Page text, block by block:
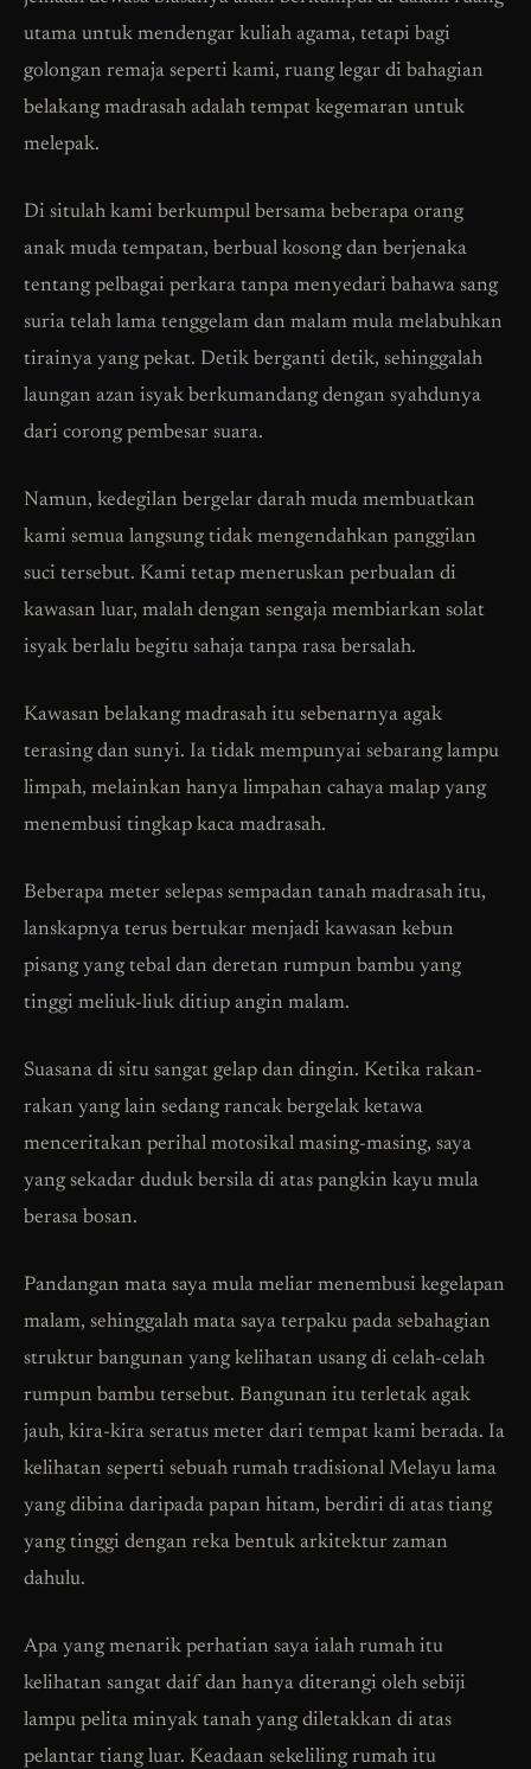
utama untuk mendengar kuliah agama, tetapi bagi
golongan remaja seperti kami, ruang legar di bahagian
belakang madrasah adalah tempat kegemaran untuk
melepak.
Di situlah kami berkumpul bersama beberapa orang
anak muda tempatan, berbual kosong dan berjenaka
tentang pelbagai perkara tanpa menyedari bahawa sang
suria telah lama tenggelam dan malam mula melabuhkan
tirainya yang pekat. Detik berganti detik, sehinggalah
laungan azan isyak berkumandang dengan syahdunya
dari corong pembesar suara.
Namun, kedegilan bergelar darah muda membuatkan
kami semua langsung tidak mengendahkan panggilan
suci tersebut. Kami tetap meneruskan perbualan di
kawasan luar, malah dengan sengaja membiarkan solat
isyak berlalu begitu sahaja tanpa rasa bersalah.
Kawasan belakang madrasah itu sebenarnya agak
terasing dan sunyi. Ia tidak mempunyai sebarang lampu
limpah, melainkan hanya limpahan cahaya malap yang
menembusi tingkap kaca madrasah.
Beberapa meter selepas sempadan tanah madrasah itu,
lanskapnya terus bertukar menjadi kawasan kebun
pisang yang tebal dan deretan rumpun bambu yang
tinggi meliuk-liuk ditiup angin malam.
Suasana di situ sangat gelap dan dingin. Ketika rakan-
rakan yang lain sedang rancak bergelak ketawa
menceritakan perihal motosikal masing-masing, saya
yang sekadar duduk bersila di atas pangkin kayu mula
berasa bosan.
Pandangan mata saya mula meliar menembusi kegelapan
malam, sehinggalah mata saya terpaku pada sebahagian
struktur bangunan yang kelihatan usang di celah-celah
rumpun bambu tersebut. Bangunan itu terletak agak
jauh, kira-kira seratus meter dari tempat kami berada. Ia
kelihatan seperti sebuah rumah tradisional Melayu lama
yang dibina daripada papan hitam, berdiri di atas tiang
yang tinggi dengan reka bentuk arkitektur zaman
dahulu.
Apa yang menarik perhatian saya ialah rumah itu
kelihatan sangat daif dan hanya diterangi oleh sebiji
lampu pelita minyak tanah yang diletakkan di atas
pelantar tiang luar. Keadaan sekeliling rumah itu